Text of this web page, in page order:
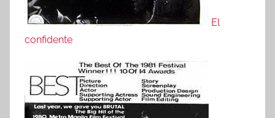
El
confidente